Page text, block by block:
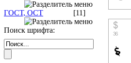
ГОСТ, ОСТ [11]
Поиск шрифта: